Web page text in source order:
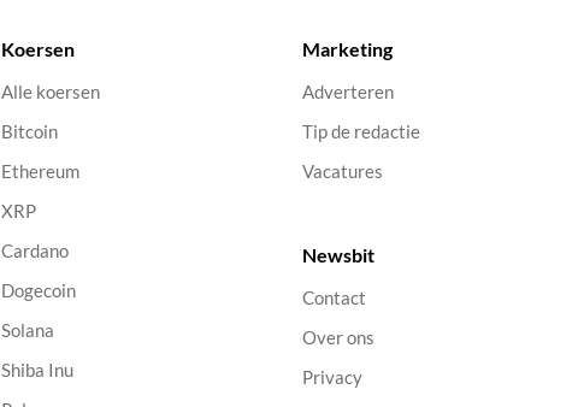
Koersen
Alle koersen
Bitcoin
Ethereum
XRP
Cardano
Dogecoin
Solana
Shiba Inu
Marketing
Adverteren
Tip de redactie
Vacatures
Newsbit
Contact
Over ons
Privacy